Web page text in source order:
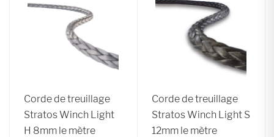
Corde de treuillage
Stratos Winch Light
H 8mm le mètre
Corde de treuillage
Stratos Winch Light S
12mm le mètre